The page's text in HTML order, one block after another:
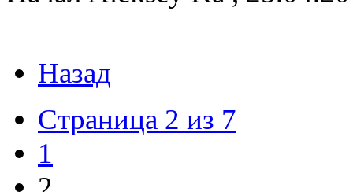
Назад
Страница 2 из 7
1